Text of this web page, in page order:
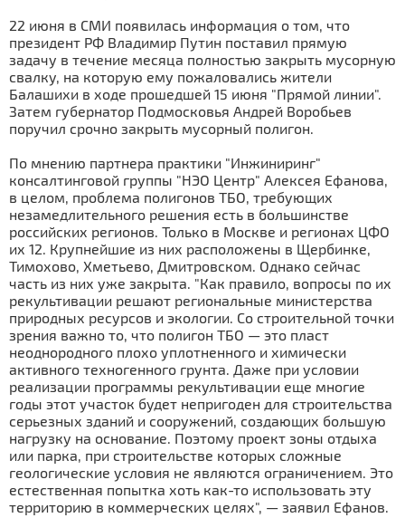
22 июня в СМИ появилась информация о том, что
президент РФ Владимир Путин поставил прямую
задачу в течение месяца полностью закрыть мусорную
свалку, на которую ему пожаловались жители
Балашихи в ходе прошедшей 15 июня "Прямой линии".
Затем губернатор Подмосковья Андрей Воробьев
поручил срочно закрыть мусорный полигон.
По мнению партнера практики "Инжиниринг"
консалтинговой группы "НЭО Центр" Алексея Ефанова,
в целом, проблема полигонов ТБО, требующих
незамедлительного решения есть в большинстве
российских регионов. Только в Москве и регионах ЦФО
их 12. Крупнейшие из них расположены в Щербинке,
Тимохово, Хметьево, Дмитровском. Однако сейчас
часть из них уже закрыта. "Как правило, вопросы по их
рекультивации решают региональные министерства
природных ресурсов и экологии. Со строительной точки
зрения важно то, что полигон ТБО — это пласт
неоднородного плохо уплотненного и химически
активного техногенного грунта. Даже при условии
реализации программы рекультивации еще многие
годы этот участок будет непригоден для строительства
серьезных зданий и сооружений, создающих большую
нагрузку на основание. Поэтому проект зоны отдыха
или парка, при строительстве которых сложные
геологические условия не являются ограничением. Это
естественная попытка хоть как-то использовать эту
территорию в коммерческих целях", — заявил Ефанов.